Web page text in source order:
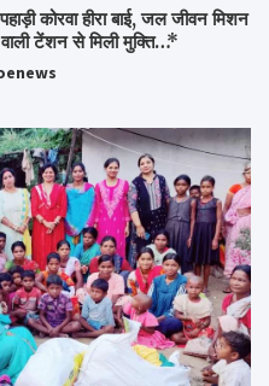
कोरवा हीरा बाई, जल जीवन मिशन
टेंशन से मिली मुक्ति…*